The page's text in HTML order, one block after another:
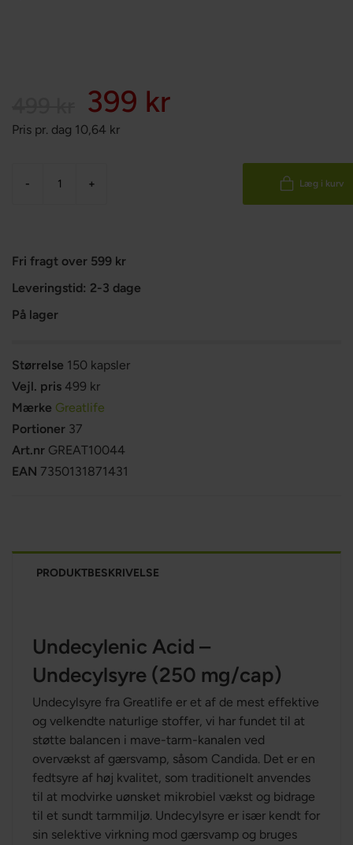
399 kr
Pris pr. dag 10,64 kr
- + Læg i kurv
Fri fragt over 599 kr
Leveringstid: 2-3 dage
På lager
Størrelse 150 kapsler
Vejl. pris 499 kr
Mærke Greatlife
Portioner 37
Art.nr GREAT10044
EAN 7350131871431
PRODUKTBESKRIVELSE
Undecylenic Acid –
Undecylsyre (250 mg/cap)
Undecylsyre fra Greatlife er et af de mest effektive
og velkendte naturlige stoffer, vi har fundet til at
støtte balancen i mave-tarm-kanalen ved
overvækst af gærsvamp, såsom Candida. Det er en
fedtsyre af høj kvalitet, som traditionelt anvendes
til at modvirke uønsket mikrobiel vækst og bidrage
til et sundt tarmmiljø. Undecylsyre er især kendt for
sin selektive virkning mod gærsvamp og bruges